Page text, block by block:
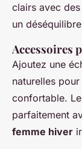
clairs avec
un
Accessoires
Ajoutez une
naturelles
confortable.
parfaitement
femme hiver